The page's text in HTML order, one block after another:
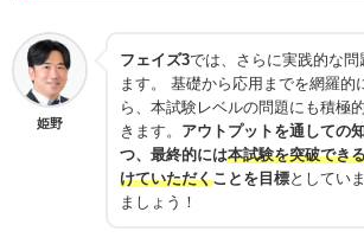
姫野
フェイズ3では、さらに実践的な
ます。 基礎から応用までを網羅的
ら、本試験レベルの問題にも積極
きます。 アウトプットを通しての
つ、最終的には本試験を突破でき
けていただくことを目標としてい
ましょう！